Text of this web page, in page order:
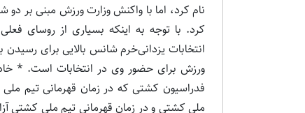
نام کرد، اما با واکنش وزارت ورزش مبنی بر
کرد. با توجه به اینکه بسیاری از روسای
انتخابات یزدانی‌خرم شانس بالایی برای
ورزش برای حضور وی در انتخابات است. *